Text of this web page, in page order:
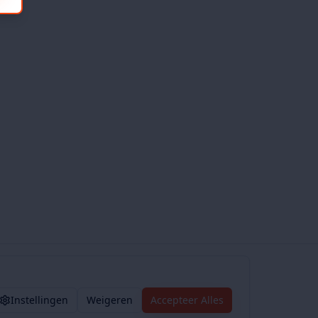
Instellingen Weigeren Accepteer Alles